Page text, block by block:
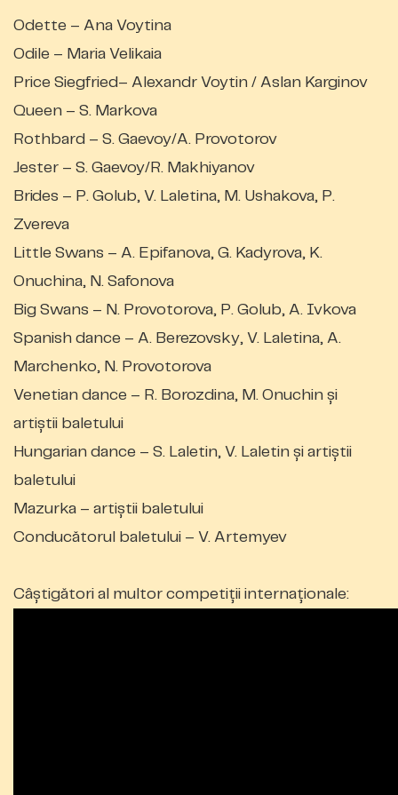
Odette – Ana Voytina
Odile – Maria Velikaia
Price Siegfried– Alexandr Voytin / Aslan Karginov
Queen – S. Markova
Rothbard – S. Gaevoy/A. Provotorov
Jester – S. Gaevoy/R. Makhiyanov
Brides – P. Golub, V. Laletina, M. Ushakova, P.
Zvereva
Little Swans – A. Epifanova, G. Kadyrova, K.
Onuchina, N. Safonova
Big Swans – N. Provotorova, P. Golub, A. Ivkova
Spanish dance – A. Berezovsky, V. Laletina, A.
Marchenko, N. Provotorova
Venetian dance – R. Borozdina, M. Onuchin și
artiștii baletului
Hungarian dance – S. Laletin, V. Laletin și artiștii
baletului
Mazurka – artiștii baletului
Conducătorul baletului – V. Artemyev
Câștigători al multor competiții internaționale: